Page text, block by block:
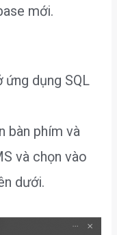
mới.
ứng dụng SQL
bàn phím và
và chọn vào
dưới.